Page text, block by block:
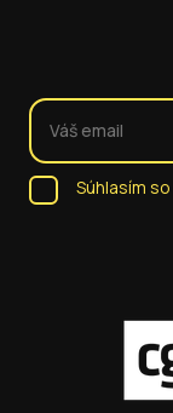
Súhlasím so